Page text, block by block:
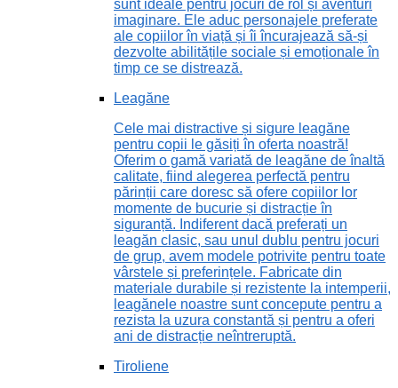
sunt ideale pentru jocuri de rol și aventuri
imaginare. Ele aduc personajele preferate
ale copiilor în viață și îi încurajează să-și
dezvolte abilitățile sociale și emoționale în
timp ce se distrează.
Leagăne
Cele mai distractive și sigure leagăne
pentru copii le găsiți în oferta noastră!
Oferim o gamă variată de leagăne de înaltă
calitate, fiind alegerea perfectă pentru
părinții care doresc să ofere copiilor lor
momente de bucurie și distracție în
siguranță. Indiferent dacă preferați un
leagăn clasic, sau unul dublu pentru jocuri
de grup, avem modele potrivite pentru toate
vârstele și preferințele. Fabricate din
materiale durabile și rezistente la intemperii,
leagănele noastre sunt concepute pentru a
rezista la uzura constantă și pentru a oferi
ani de distracție neîntreruptă.
Tiroliene